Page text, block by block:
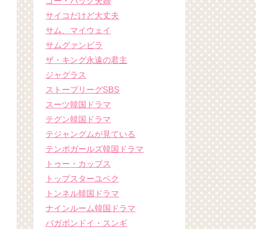
サイコだけど大丈夫
サム、マイウェイ
サムグァンビラ
ザ・キング永遠の君主
ジャグラス
ストーブリーグSBS
スーツ韓国ドラマ
テグン韓国ドラマ
テジャングムが見ている
テンポガールズ韓国ドラマ
トゥー・カップス
トップスターユベク
トンネル韓国ドラマ
ナインルーム韓国ドラマ
バガボンドイ・スンギ